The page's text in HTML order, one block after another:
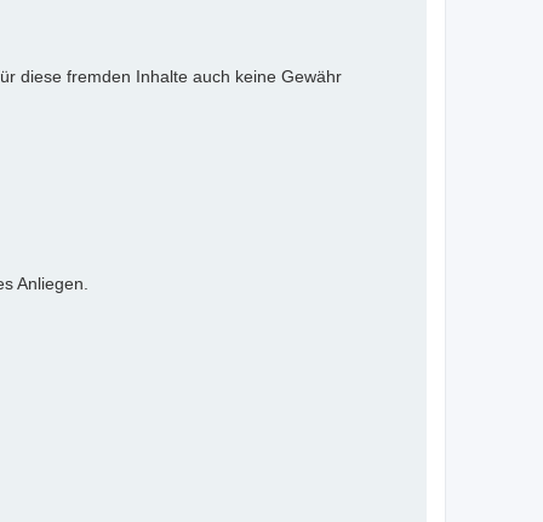
diese fremden Inhalte auch keine Gewähr
Anliegen.